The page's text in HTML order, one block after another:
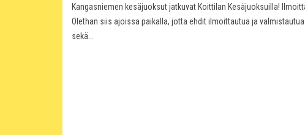
Kangasniemen kesäjuoksut jatkuvat Koittilan Kesäjuoksuilla!
Olethan siis ajoissa paikalla, jotta ehdit ilmoittautua ja
sekä…